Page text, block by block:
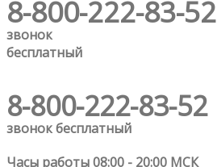
8-800-222-83-52
звонок
бесплатный
8-800-222-83-52
звонок бесплатный
Часы работы 08:00 - 20:00 МСК